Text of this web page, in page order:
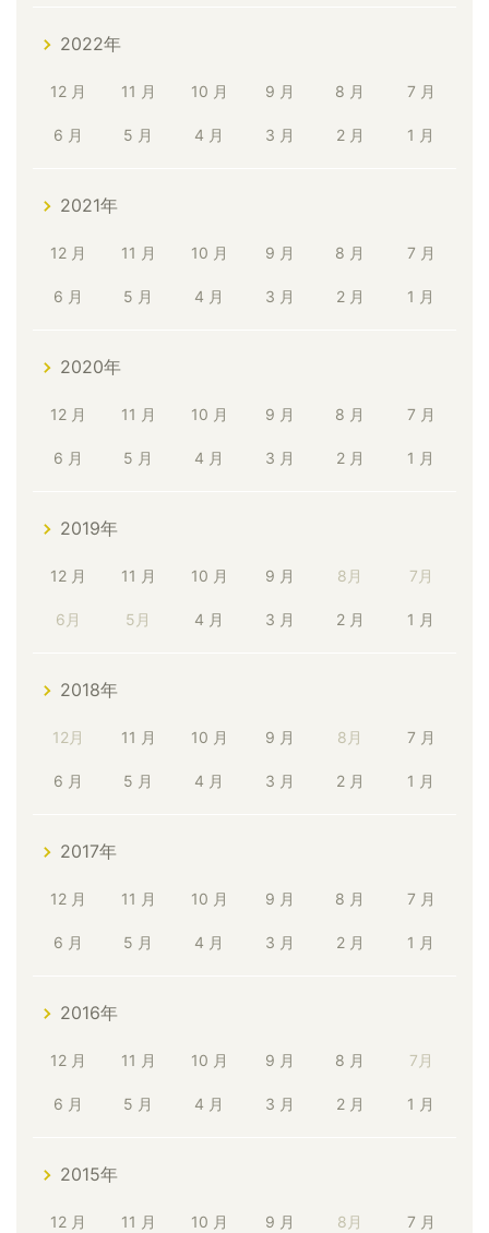
2022年
12 月 11 月 10 月 9 月 8 月 7 月
6 月 5 月 4 月 3 月 2 月 1 月
2021年
12 月 11 月 10 月 9 月 8 月 7 月
6 月 5 月 4 月 3 月 2 月 1 月
2020年
12 月 11 月 10 月 9 月 8 月 7 月
6 月 5 月 4 月 3 月 2 月 1 月
2019年
12 月 11 月 10 月 9 月 8月 7月
6月 5月 4 月 3 月 2 月 1 月
2018年
12月 11 月 10 月 9 月 8月 7 月
6 月 5 月 4 月 3 月 2 月 1 月
2017年
12 月 11 月 10 月 9 月 8 月 7 月
6 月 5 月 4 月 3 月 2 月 1 月
2016年
12 月 11 月 10 月 9 月 8 月 7月
6 月 5 月 4 月 3 月 2 月 1 月
2015年
12 月 11 月 10 月 9 月 8月 7 月